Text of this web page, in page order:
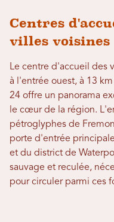
Centres
villes voisines
Le centre d'accueil des
à l'entrée ouest, à 13
24 offre un panorama
le cœur de la région.
pétroglyphes de
porte d'entrée
et du district de
sauvage et reculée,
pour circuler parmi ces